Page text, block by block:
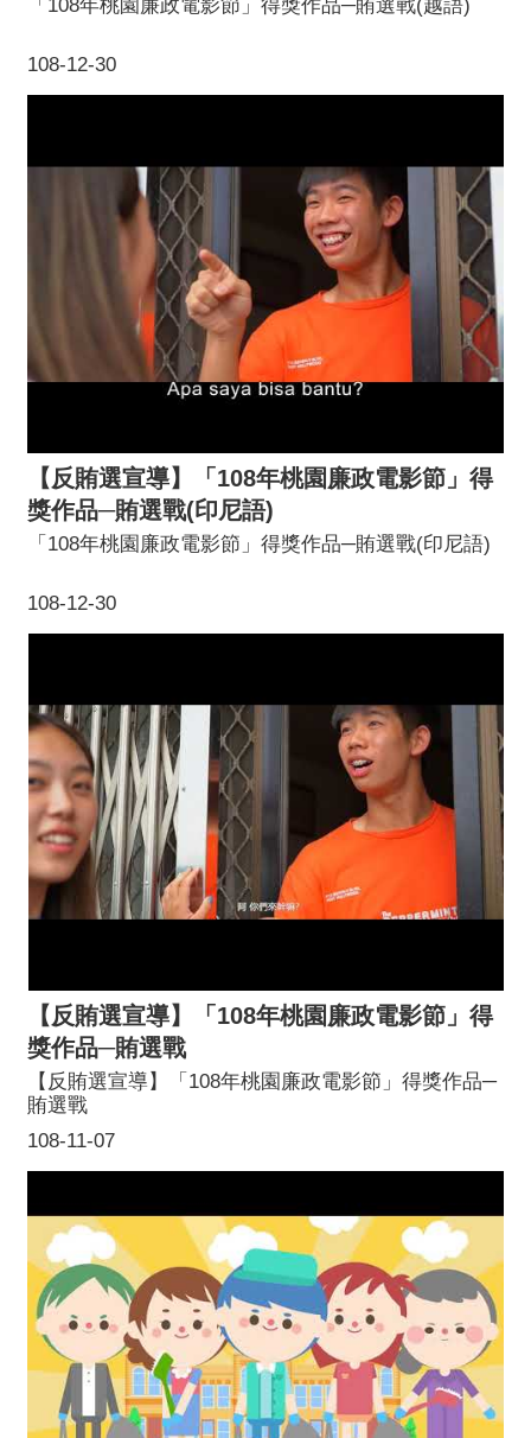
108-12-30
「108年桃園廉政電影節」得獎作品─賄選戰(越語)
【反賄選宣導】「108年桃園廉政電影節」得
獎作品─賄選戰(印尼語)
108-12-30
「108年桃園廉政電影節」得獎作品─賄選戰(印尼語)
【反賄選宣導】「108年桃園廉政電影節」得
獎作品─賄選戰
108-11-07
【反賄選宣導】「108年桃園廉政電影節」得獎作品─
賄選戰